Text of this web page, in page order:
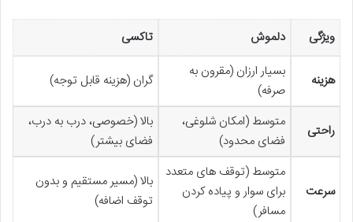
ویژگی دلموش تاکسی
هزینه
بسیار ارزان (مقرون به
صرفه)
گران (هزینه قابل توجه)
راحتی
متوسط (امکان شلوغی،
فضای محدود)
بالا (خصوصی، درب به درب،
فضای بیشتر)
سرعت
متوسط (توقف های متعدد
برای سوار و پیاده کردن
مسافر)
بالا (مسیر مستقیم و بدون
توقف اضافه)